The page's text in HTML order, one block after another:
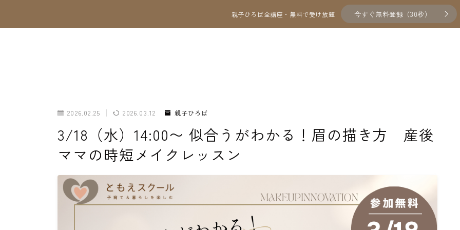
親子ひろば全講座・無料で受け放題 今すぐ無料登録（30秒）
2026.02.25 2026.03.12 親子ひろば
3/18（水）14:00〜 似合うがわかる！眉の描き方 産後
ママの時短メイクレッスン